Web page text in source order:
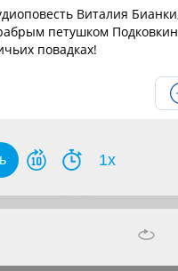
Виталия
петушком
повадках!
1x